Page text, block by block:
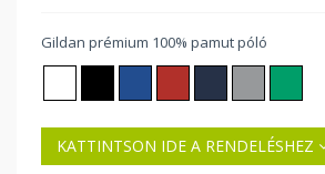
Gildan prémium 100% pamut póló
KATTINTSON IDE A RENDELÉSHEZ